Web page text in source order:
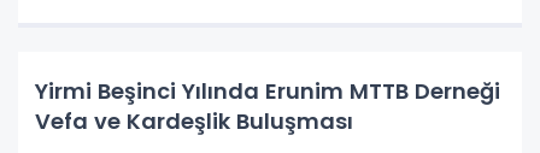
Yirmi Beşinci Yılında Erunim MTTB Derneği
Vefa ve Kardeşlik Buluşması